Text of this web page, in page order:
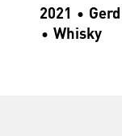
2021
Whisky